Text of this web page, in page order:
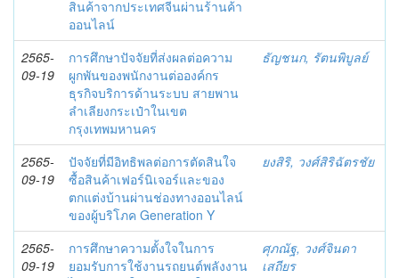
สินค้าจากประเทศจีนผ่านร้านค้า
ออนไลน์
2565-
09-19
การศึกษาปัจจัยที่ส่งผลต่อความ
ผูกพันของพนักงานต่อองค์กร
ธุรกิจบริการด้านระบบ สายพาน
ลำเลียงกระเป๋าในเขต
กรุงเทพมหานคร
ธัญชนก, รัตนพิบูลย์
2565-
09-19
ปัจจัยที่มีอิทธิพลต่อการตัดสินใจ
ซื้อสินค้าเฟอร์นิเจอร์และของ
ตกแต่งบ้านผ่านช่องทางออนไลน์
ของผู้บริโภค Generation Y
ยงสิริ, วงศ์สิริฉัตรชัย
2565-
09-19
การศึกษาความตั้งใจในการ
ยอมรับการใช้งานรถยนต์พลังงาน
ศุภณัฐ, วงศ์จินดา
เสถียร